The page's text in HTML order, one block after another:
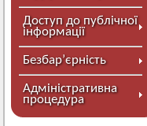
Доступ до публічної
інформації
Безбар’єрність
Адміністративна
процедура